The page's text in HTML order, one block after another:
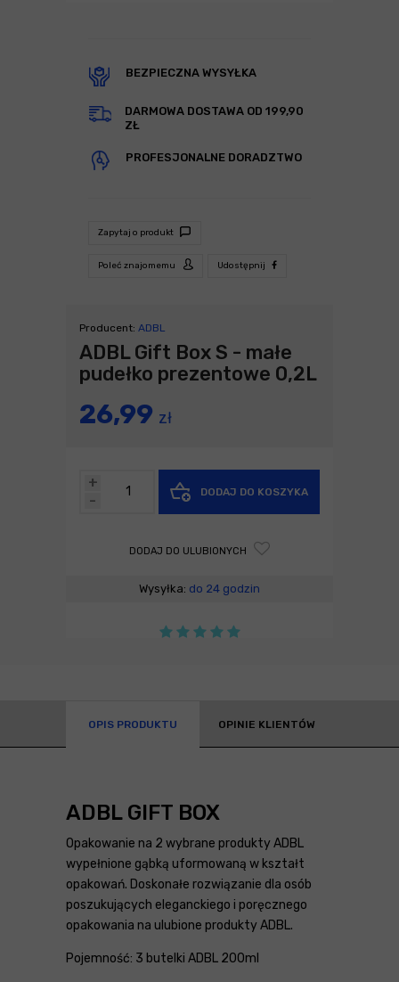
BEZPIECZNA WYSYŁKA
DARMOWA DOSTAWA OD 199,90
ZŁ
PROFESJONALNE DORADZTWO
Zapytaj o produkt
Poleć znajomemu Udostępnij
Producent: ADBL
ADBL Gift Box S - małe
pudełko prezentowe 0,2L
26,99 zł
-
+
DODAJ DO KOSZYKA
DODAJ DO ULUBIONYCH
Wysyłka: do 24 godzin
OPIS PRODUKTU OPINIE KLIENTÓW
ADBL GIFT BOX
Opakowanie na 2 wybrane produkty ADBL
wypełnione gąbką uformowaną w kształt
opakowań. Doskonałe rozwiązanie dla osób
poszukujących eleganckiego i poręcznego
opakowania na ulubione produkty ADBL.
Pojemność: 3 butelki ADBL 200ml